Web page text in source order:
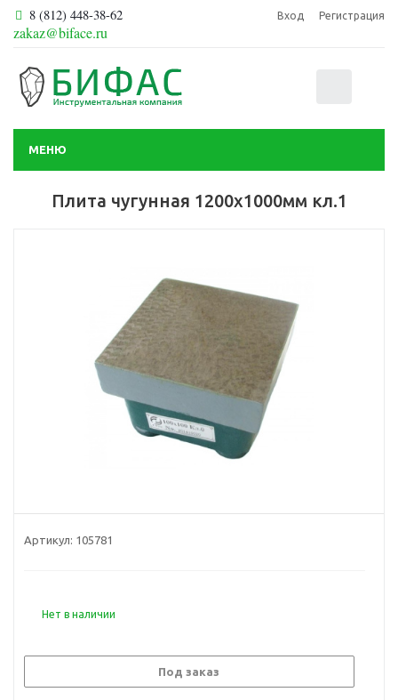
8 (812) 448-38-62
zakaz@biface.ru
Вход Регистрация
МЕНЮ
Плита чугунная 1200х1000мм кл.1
Артикул: 105781
Нет в наличии
Под заказ